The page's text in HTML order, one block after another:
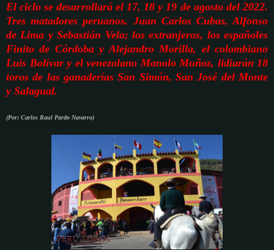
El ciclo se desarrollará el 17, 18 y 19 de agosto del 2022.
Tres matadores peruanos, Juan Carlos Cubas, Alfonso
de Lima y Sebastián Vela; los extranjeros, los españoles
Finito de Córdoba y Alejandro Morilla, el colombiano
Luis Bolívar y el venezolano Manolo Muñoz, lidiarán 18
toros de las ganaderías San Simón, San José del Monte
y Salagual.
(Por: Carlos Raul Pardo Navarro)